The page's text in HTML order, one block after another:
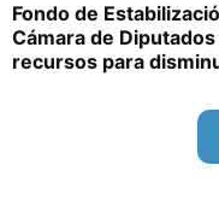
Fondo de
Cámara de
recursos para